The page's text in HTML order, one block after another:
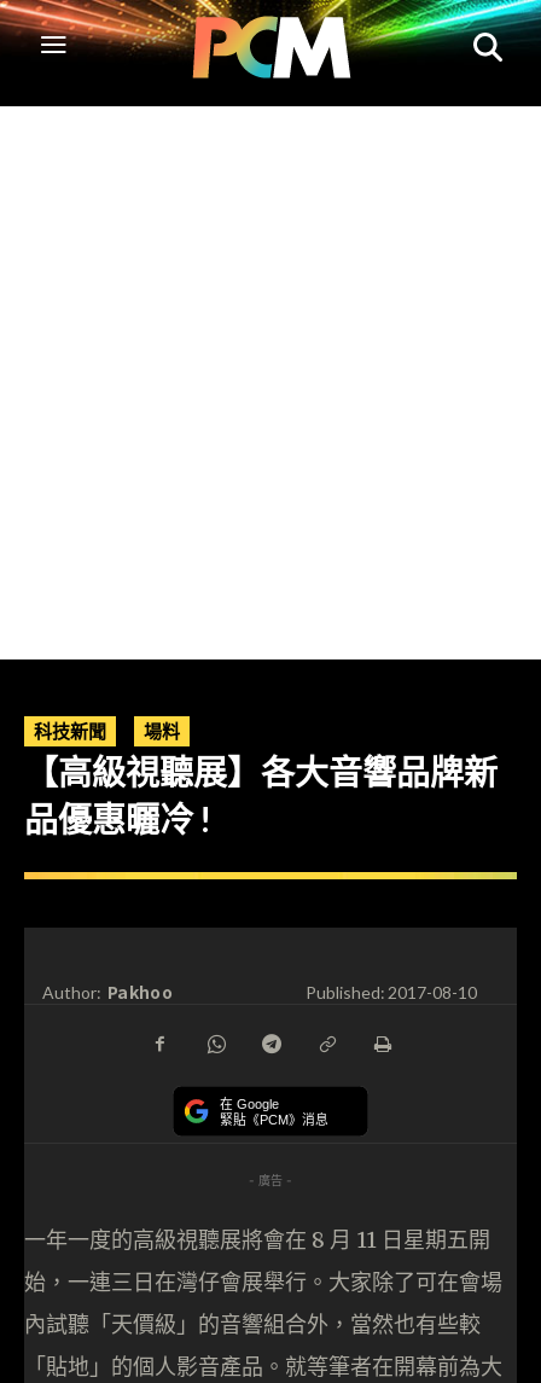
科技新聞 場料
【高級視聽展】各大音響品牌新
品優惠曬冷 !
Author: Pakhoo Published:2017-08-10
在 Google
緊貼《PCM》消息
- 廣告 -
一年一度的高級視聽展將會在 8 月 11 日星期五開
始，一連三日在灣仔會展舉行。大家除了可在會場
內試聽「天價級」的音響組合外，當然也有些較
「貼地」的個人影音產品。就等筆者在開幕前為大